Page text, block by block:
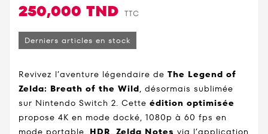
250,000 TND TTC
Derniers articles en stock
Revivez l’aventure légendaire de The Legend of
Zelda: Breath of the Wild, désormais sublimée
sur Nintendo Switch 2. Cette édition optimisée
propose 4K en mode docké, 1080p à 60 fps en
mode portable, HDR, Zelda Notes via l’application